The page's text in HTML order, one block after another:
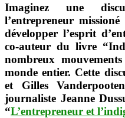
Imaginez une
l’entrepreneur
développer l’esprit
co-auteur du livre
nombreux
monde entier. Cette
et Gilles
journaliste Jeanne
“L’entrepreneur et